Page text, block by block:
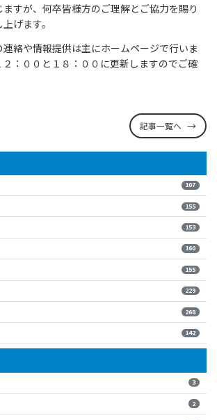
すが、何卒皆様方のご理解とご協力を賜り
げます。
絡や情報提供は主にホームページで行いま
：００と１８：００に更新しますのでご確
記事一覧へ
107
155
153
160
155
229
268
142
3
2